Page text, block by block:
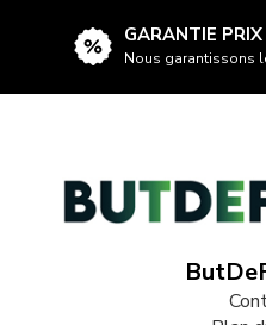
GARANTIE
Nous garantissons